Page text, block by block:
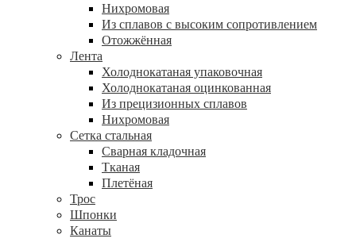
Нихромовая
Из сплавов с высоким сопротивлением
Отожжённая
Лента
Холоднокатаная упаковочная
Холоднокатаная оцинкованная
Из прецизионных сплавов
Нихромовая
Сетка стальная
Сварная кладочная
Тканая
Плетёная
Трос
Шпонки
Канаты